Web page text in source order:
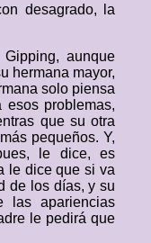
desagrado, la
aunque
hermana mayor,
solo piensa
problemas,
que su otra
pequeños. Y,
le dice, es
le dice que si va
de los días, y su
las apariencias
le pedirá que